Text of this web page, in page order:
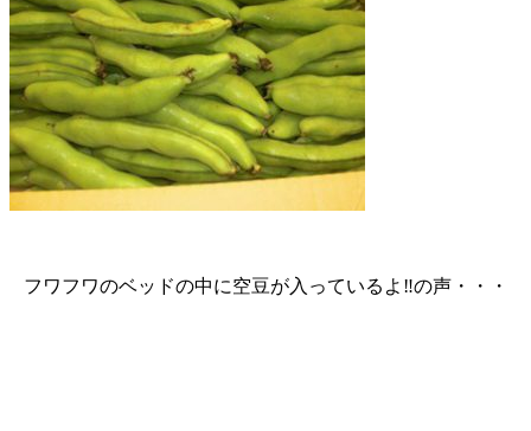
フワフワのベッドの中に空豆が入っているよ‼の声・・・